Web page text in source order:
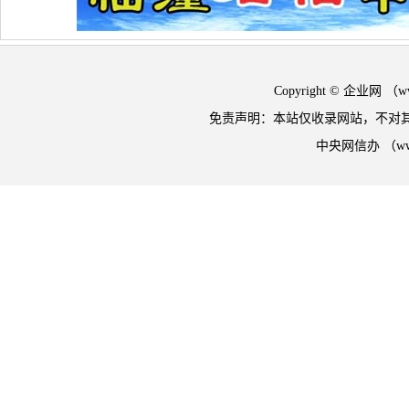
Copyright © 企业网 （
免责声明：本站仅收录网站，不对
中央网信办 （